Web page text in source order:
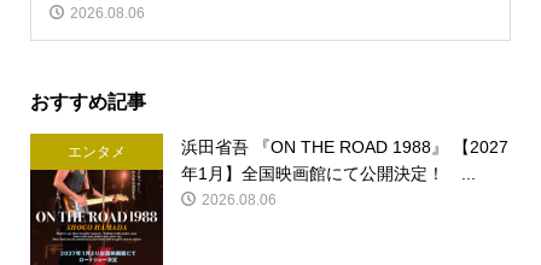
2026.08.06
おすすめ記事
エンタメ
浜田省吾 『ON THE ROAD 1988』 【2027
年1月】全国映画館にて公開決定！ ...
2026.08.06